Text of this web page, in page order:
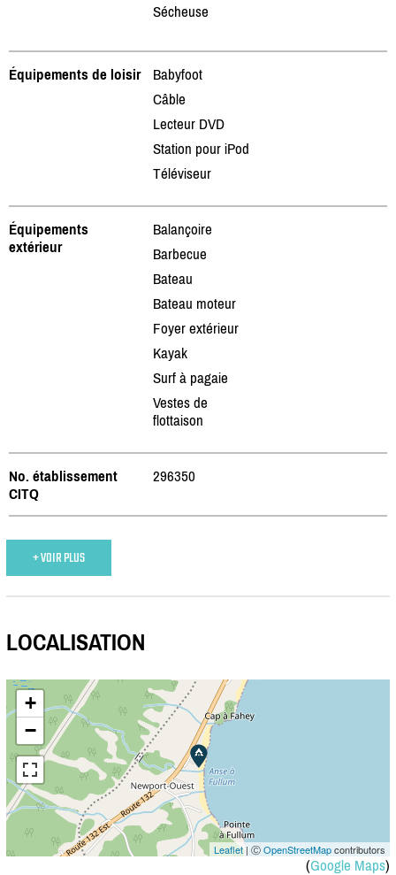
Sécheuse
Équipements de loisir
Babyfoot
Câble
Lecteur DVD
Station pour iPod
Téléviseur
Équipements
extérieur
Balançoire
Barbecue
Bateau
Bateau moteur
Foyer extérieur
Kayak
Surf à pagaie
Vestes de
flottaison
No. établissement
CITQ
296350
+ VOIR PLUS
LOCALISATION
+
−
Leaflet | ⒸOpenStreetMapcontributors
(Google Maps)